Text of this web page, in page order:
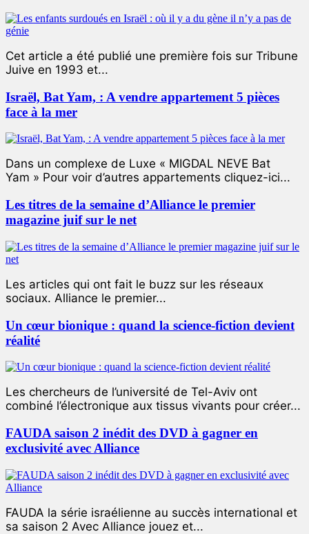
Cet article a été publié une première fois sur Tribune
Juive en 1993 et...
Israël, Bat Yam, : A vendre appartement 5 pièces
face à la mer
Dans un complexe de Luxe « MIGDAL NEVE Bat
Yam » Pour voir d’autres appartements cliquez-ici...
Les titres de la semaine d’Alliance le premier
magazine juif sur le net
Les articles qui ont fait le buzz sur les réseaux
sociaux. Alliance le premier...
Un cœur bionique : quand la science-fiction devient
réalité
Les chercheurs de l’université de Tel-Aviv ont
combiné l’électronique aux tissus vivants pour créer...
FAUDA saison 2 inédit des DVD à gagner en
exclusivité avec Alliance
FAUDA la série israélienne au succès international et
sa saison 2 Avec Alliance jouez et...